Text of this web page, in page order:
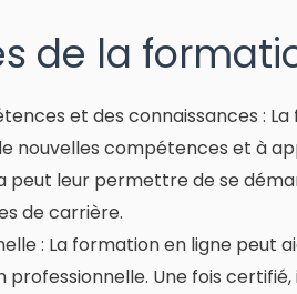
de la
et des connaissances :
nouvelles compétences et à
peut leur permettre de se
de carrière.
: La formation en ligne peut
Une fois